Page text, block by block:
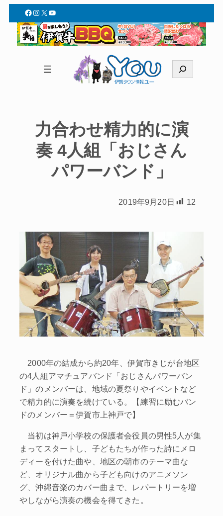
Facebook
Instagram
X YouTube
索
力合わせ精力的に演
奏 4人組「おじさん
パワーバンド」
2019年9月20日 12
2000年の結成から約20年、伊賀市きじが台地区
の4人組アマチュアバンド「おじさんパワーバン
ド」のメンバーは、地域の夏祭りやイベントなど
で精力的に演奏を続けている。【練習に励むバン
ドのメンバー＝伊賀市上神戸で】
当初は神戸小学校の保護者会役員の男性5人が集
まってスタートし、子どもたちが作った詩にメロ
ディーを付けた曲や、地区の朝市のテーマ曲な
ど、オリジナル曲から子ども向けのアニメソン
グ、沖縄音楽のカバー曲まで、レパートリーを増
やしながら演奏の機会を得てきた。